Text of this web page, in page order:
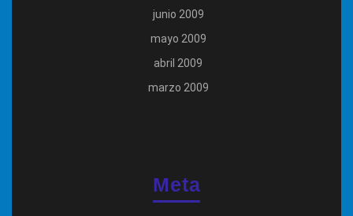
junio 2009
mayo 2009
abril 2009
marzo 2009
Meta